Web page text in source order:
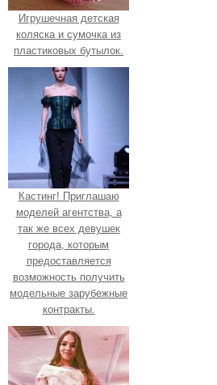
Игрушечная детская
коляска и сумочка из
пластиковых бутылок.
Кастинг! Приглашаю
моделей агентства, а
так же всех девушек
города, которым
предоставляется
возможность получить
модельные зарубежные
контракты.